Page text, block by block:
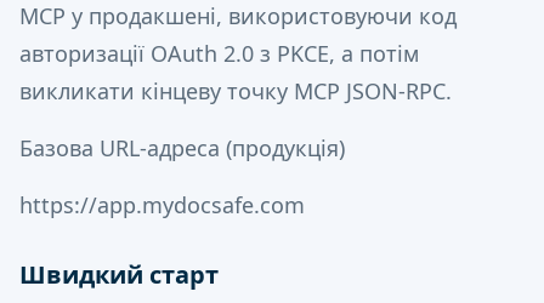
MCP у продакшені, використовуючи код
авторизації OAuth 2.0 з PKCE, а потім
викликати кінцеву точку MCP JSON-RPC.
Базова URL-адреса (продукція)
https://app.mydocsafe.com
Швидкий старт